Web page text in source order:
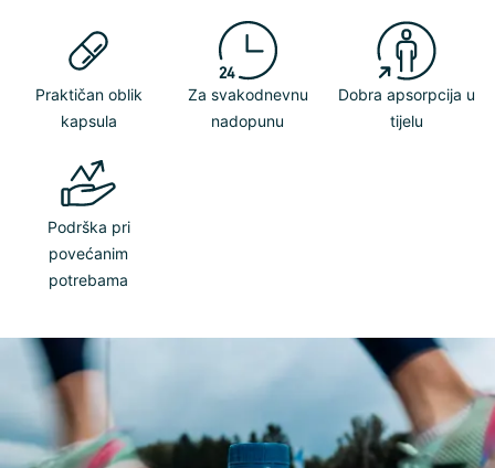
Praktičan oblik
kapsula
Za svakodnevnu
nadopunu
Dobra apsorpcija u
tijelu
Podrška pri
povećanim
potrebama